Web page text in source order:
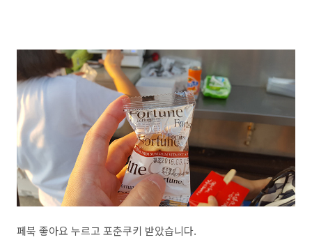
페북 좋아요 누르고 포춘쿠키 받았습니다.